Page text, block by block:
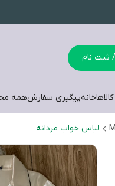
ثبت نام
خانهپیگیری سفارشهمه
لباس خواب مردانه